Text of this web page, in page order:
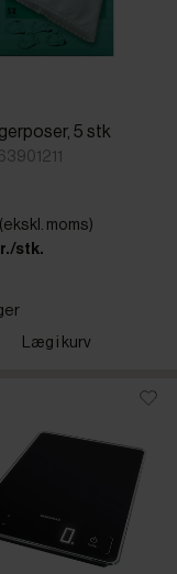
5 stk
moms)
stk.
Læg i kurv